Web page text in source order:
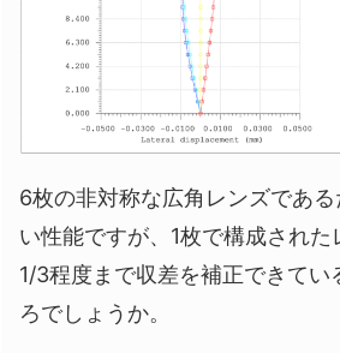
6枚の非対称な広角レンズであ
い性能ですが、1枚で構成され
1/3程度まで収差を補正できてい
ろでしょうか。